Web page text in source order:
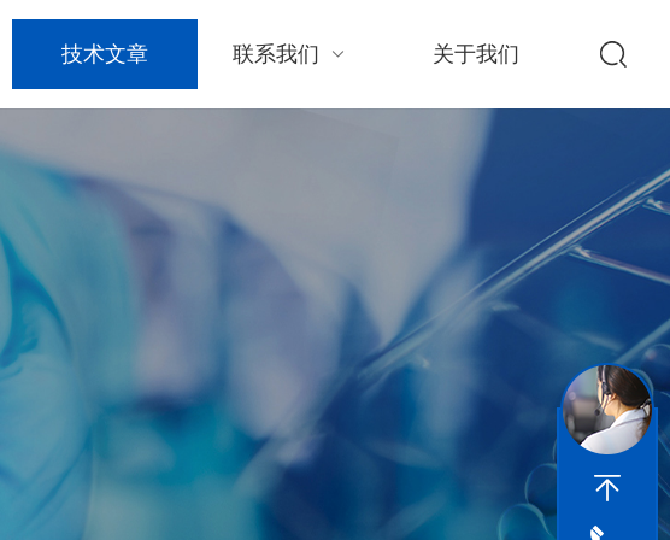
技术文章 联系我们 关于我们